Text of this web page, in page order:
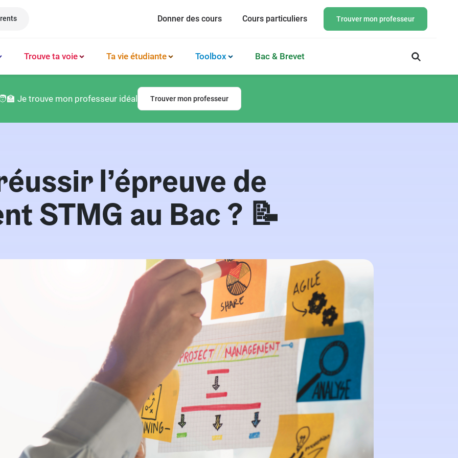
Donner des cours Cours particuliers Trouver mon professeur
Latin
Trouve ta voie Ta vie étudiante Toolbox Bac & Brevet
Je trouve mon professeur idéal Trouver mon professeur
l’épreuve de
STMG au Bac ? 📝